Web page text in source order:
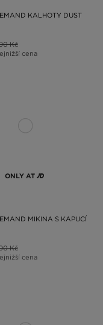
KALHOTY DUST
Kč
cena
ONLY AT
MIKINA S KAPUCÍ
Kč
cena